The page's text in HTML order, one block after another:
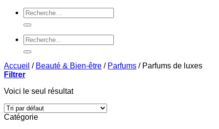
Recherche
pour :
Recherche
pour :
Accueil / Beauté & Bien-être / Parfums /Parfums de luxes
Filtrer
Voici le seul résultat
Catégorie